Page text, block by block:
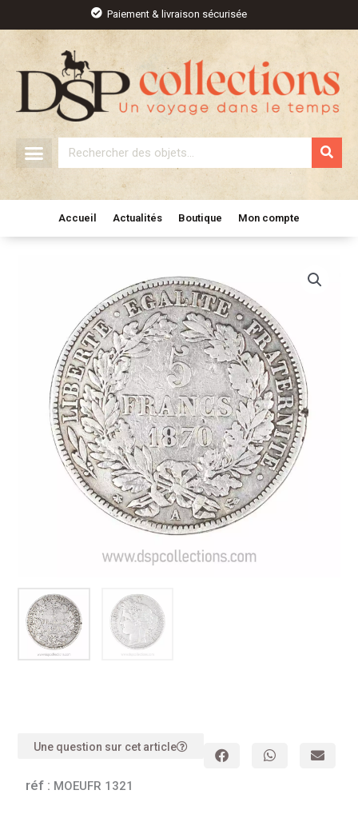
contenu
Paiement & livraison sécurisée
Rechercher
Accueil Actualités Boutique Mon compte
Une question sur cet article
réf : MOEUFR 1321